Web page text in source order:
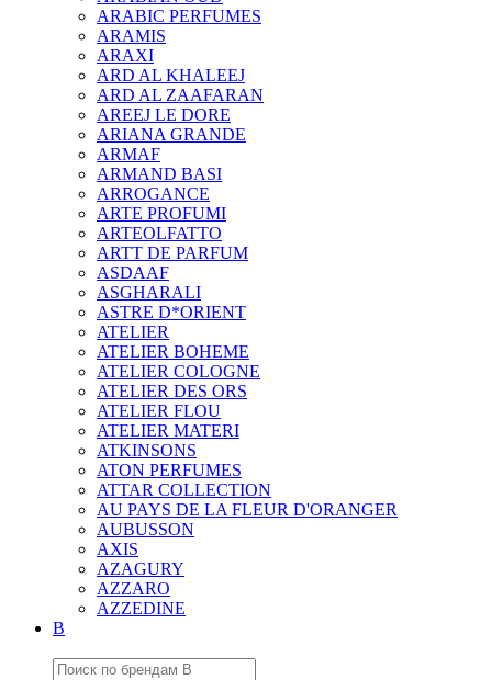
ARABIC PERFUMES
ARAMIS
ARAXI
ARD AL KHALEEJ
ARD AL ZAAFARAN
AREEJ LE DORE
ARIANA GRANDE
ARMAF
ARMAND BASI
ARROGANCE
ARTE PROFUMI
ARTEOLFATTO
ARTT DE PARFUM
ASDAAF
ASGHARALI
ASTRE D*ORIENT
ATELIER
ATELIER BOHEME
ATELIER COLOGNE
ATELIER DES ORS
ATELIER FLOU
ATELIER MATERI
ATKINSONS
ATON PERFUMES
ATTAR COLLECTION
AU PAYS DE LA FLEUR D'ORANGER
AUBUSSON
AXIS
AZAGURY
AZZARO
AZZEDINE
B